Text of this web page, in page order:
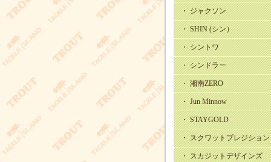
・ ジャクソン
・ SHIN (シン）
・ シントワ
・ シンドラー
・ 湘南ZERO
・ Jun Minnow
・ STAYGOLD
・ スクワットプレジション
・ スカジットデザインズ